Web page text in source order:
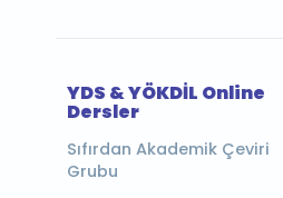
YDS & YÖKDİL Online
Dersler
Sıfırdan Akademik Çeviri
Grubu